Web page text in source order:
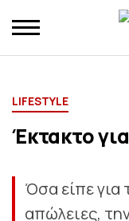
LIFESTYLE
Έκτακτο
Όσα είπε για
απώλειες,